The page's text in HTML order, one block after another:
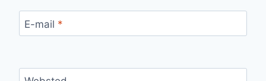
E-mail *